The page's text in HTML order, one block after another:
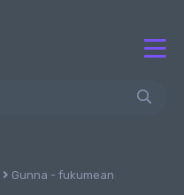
Gunna - fukumean